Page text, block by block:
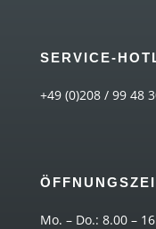
SERVICE-
+49 (0)208 / 99 48
Mo. – Do.: 8.00 –